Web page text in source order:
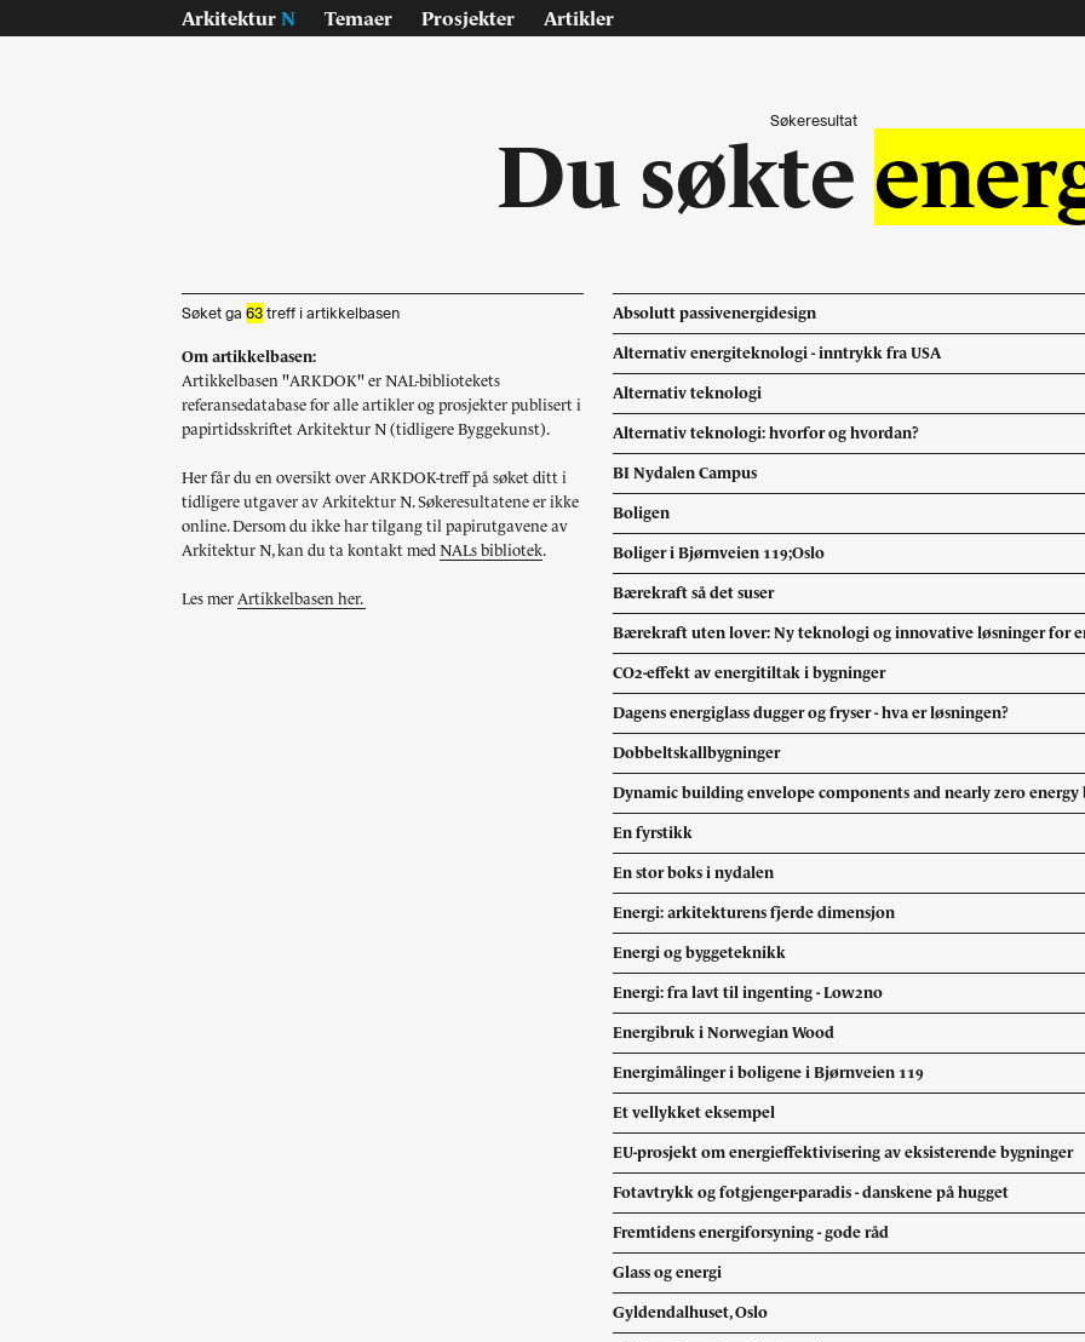
Arkitektur N Temaer Prosjekter Artikler
Tidsskrift for arkitektur, interiør og landskap
Temaer
Samisk
Jan Inge Hovig
Oslo universitet, Blindern
På vei - E6
Sverre Fehn
Landskap og stedsutvikling
Wenche Selmer
Prosjekter
Bygninger
Interiør
Landskap
Konkurranse, utkast, skisser
Artikler
Leder
Debatt
Interiør
Byggomtale
Historie, teori
Redaksjonelt
Studentarbeider
Utstillinger
Design
Portrett
Konkurranser
Kommentar
Søkeresultat
Du søkte
Søket ga 63treff i artikkelbasen
Om artikkelbasen:
Artikkelbasen "ARKDOK" er NAL-bibliotekets
referansedatabase for alle artikler og prosjekter publisert i
papirtidsskriftet Arkitektur N (tidligere Byggekunst).
Her får du en oversikt over ARKDOK-treff på søket ditt i
tidligere utgaver av Arkitektur N. Søkeresultatene er ikke
online. Dersom du ikke har tilgang til papirutgavene av
Arkitektur N, kan du ta kontakt med NALs bibliotek.
Les mer Artikkelbasen her.
Absolutt passivenergidesign
Alternativ energiteknologi - inntrykk fra USA
Alternativ teknologi
Alternativ teknologi: hvorfor og hvordan?
BI Nydalen Campus
Boligen
Boliger i Bjørnveien 119;Oslo
Bærekraft så det suser
Bærekraft uten lover: Ny teknologi og innovative løsninger for
CO2-effekt av energitiltak i bygninger
Dagens energiglass dugger og fryser - hva er løsningen?
Dobbeltskallbygninger
Dynamic building envelope components and nearly zero energy
En fyrstikk
En stor boks i nydalen
Energi: arkitekturens fjerde dimensjon
Energi og byggeteknikk
Energi: fra lavt til ingenting - Low2no
Energibruk i Norwegian Wood
Energimålinger i boligene i Bjørnveien 119
Et vellykket eksempel
EU-prosjekt om energieffektivisering av eksisterende bygninger
Fotavtrykk og fotgjenger-paradis - danskene på hugget
Fremtidens energiforsyning - gode råd
Glass og energi
Gyldendalhuset, Oslo